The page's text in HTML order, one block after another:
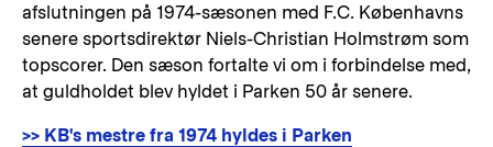
afslutningen på 1974-sæsonen med F.C. Københavns
senere sportsdirektør Niels-Christian Holmstrøm som
topscorer. Den sæson fortalte vi om i forbindelse med,
at guldholdet blev hyldet i Parken 50 år senere.
>> KB's mestre fra 1974 hyldes i Parken